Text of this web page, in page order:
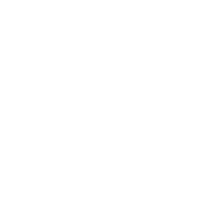
Les
Vivlio
Voir sur
Voir sur
Les Meilleures